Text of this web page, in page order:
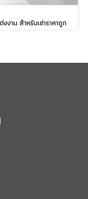
งงาน สำหรับเช่าราคาถูก